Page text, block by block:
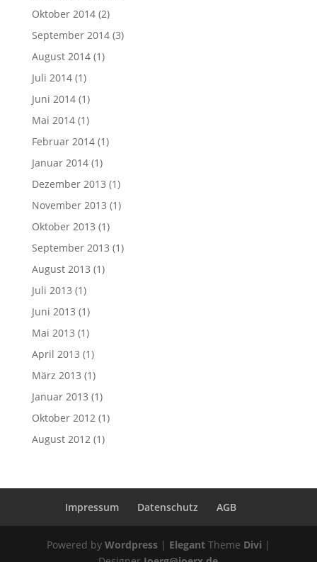
Oktober 2014(2)
September 2014(3)
August 2014(1)
Juli 2014(1)
Juni 2014(1)
Mai 2014(1)
Februar 2014(1)
Januar 2014(1)
Dezember 2013 (1)
November 2013 (1)
Oktober 2013 (1)
September 2013 (1)
August 2013 (1)
Juli 2013 (1)
Juni 2013 (1)
Mai 2013 (1)
April 2013 (1)
März 2013 (1)
Januar 2013 (1)
Oktober 2012(1)
August 2012(1)
Impressum Datenschutz AGB
Powered by Wordpress| ElegantTheme Divi |